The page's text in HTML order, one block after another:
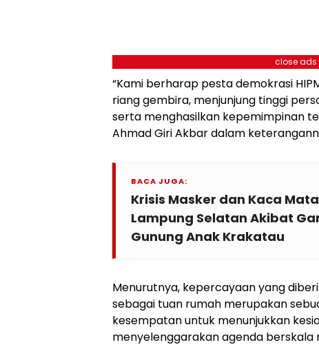
close ads
“Kami berharap pesta demokrasi
riang gembira, menjunjung tinggi
serta menghasilkan kepemimpinan
Ahmad Giri Akbar dalam
BACA JUGA:
Krisis Masker dan Kaca
Lampung Selatan Akibat
Gunung Anak Krakatau
Menurutnya, kepercayaan yang
sebagai tuan rumah merupakan
kesempatan untuk menunjukkan
menyelenggarakan agenda berskala